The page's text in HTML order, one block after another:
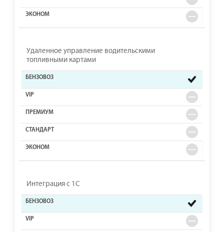
Удаленное управление водительскими
топливными картами
Интеграция с 1С